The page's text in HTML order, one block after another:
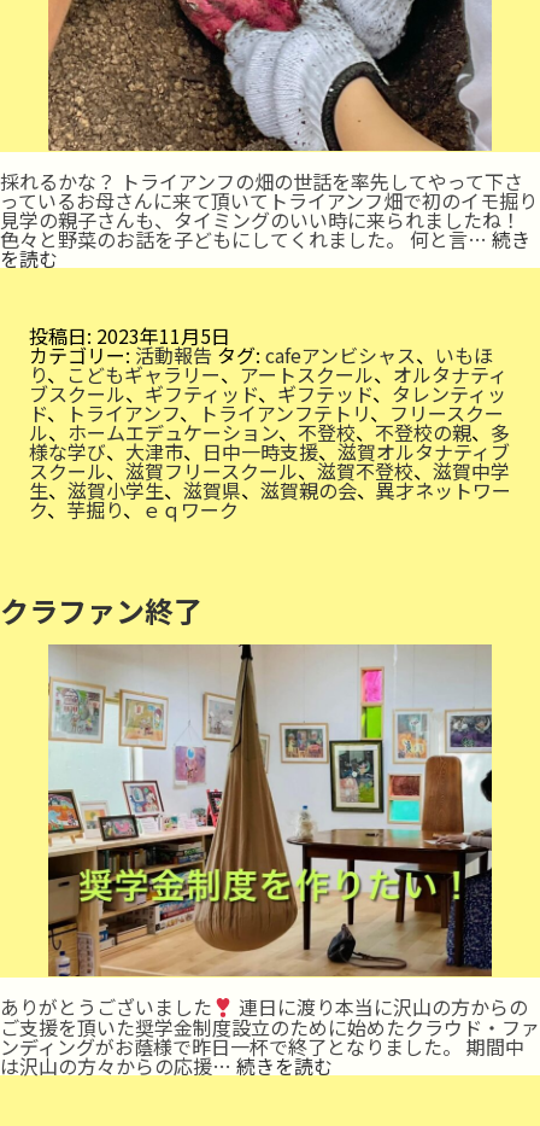
採れるかな？ トライアンフの畑の世話を率先してやって下さ
っているお母さんに来て頂いてトライアンフ畑で初のイモ掘り
見学の親子さんも、タイミングのいい時に来られましたね！
色々と野菜のお話を子どもにしてくれました。 何と言…続き
を読むい
も
穫
投稿日: 2023年11月5日
カテゴリー: 活動報告 タグ: cafeアンビシャス、 いもほ
り、 こどもギャラリー、アートスクール、 オルタナティ
ブスクール、 ギフティッド、 ギフテッド、 タレンティッ
ド、 トライアンフ、 トライアンフテトリ、 フリースクー
ル、 ホームエデュケーション、 不登校、不登校の親、 多
様な学び、大津市、 日中一時支援、滋賀オルタナティブ
スクール、 滋賀フリースクール、滋賀不登校、 滋賀中学
生、 滋賀小学生、 滋賀県、 滋賀親の会、 異才ネットワー
ク、 芋掘り、 ｅｑワーク
クラファン終了
ありがとうございました 連日に渡り本当に沢山の方からの
ご支援を頂いた奨学金制度設立のために始めたクラウド・ファ
ンディングがお蔭様で昨日一杯で終了となりました。 期間中
は沢山の方々からの応援… 続きを読むク
ラ